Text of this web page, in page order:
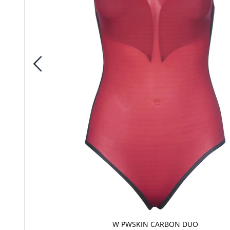
W PWSKIN CARBON DUO